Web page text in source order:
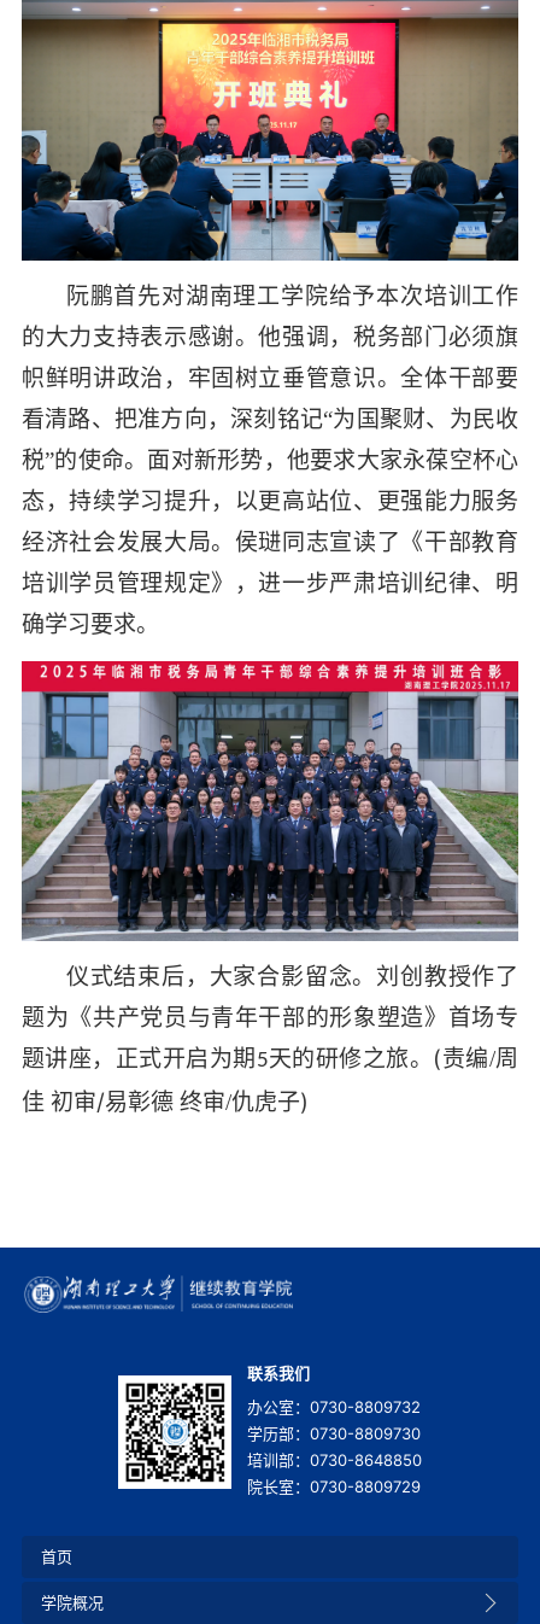
阮鹏首先对湖南理工学院给予本次培训工作
的大力支持表示感谢。他强调，税务部门必须旗
帜鲜明讲政治，牢固树立垂管意识。全体干部要
看清路、把准方向，深刻铭记“为国聚财、为民收
税”的使命。面对新形势，他要求大家永葆空杯心
态，持续学习提升，以更高站位、更强能力服务
经济社会发展大局。侯琎同志宣读了《干部教育
培训学员管理规定》，进一步严肃培训纪律、明
确学习要求。
仪式结束后，大家合影留念。 刘创教授作了
题为《共产党员与青年干部的形象塑造》首场专
题讲座，正式开启为期 5天的研修之旅。 (责编/周
佳 初审/易彰德 终审/仇虎子)
联系我们
办公室：0730-8809732
学历部：0730-8809730
培训部：0730-8648850
院长室：0730-8809729
首页
学院概况